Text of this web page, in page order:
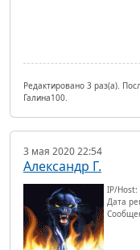
Редактировано 3 раз(а).
Галина100.
3 мая 2020 22:54
Александр Г.
IP/Host:
Дата